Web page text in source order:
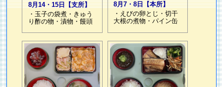
8月14・15日【支所】
・玉子の袋煮・きゅう
り酢の物・漬物・饅頭
8月7・8日【本所】
・えびの卵とじ・切干
大根の煮物・パイン缶